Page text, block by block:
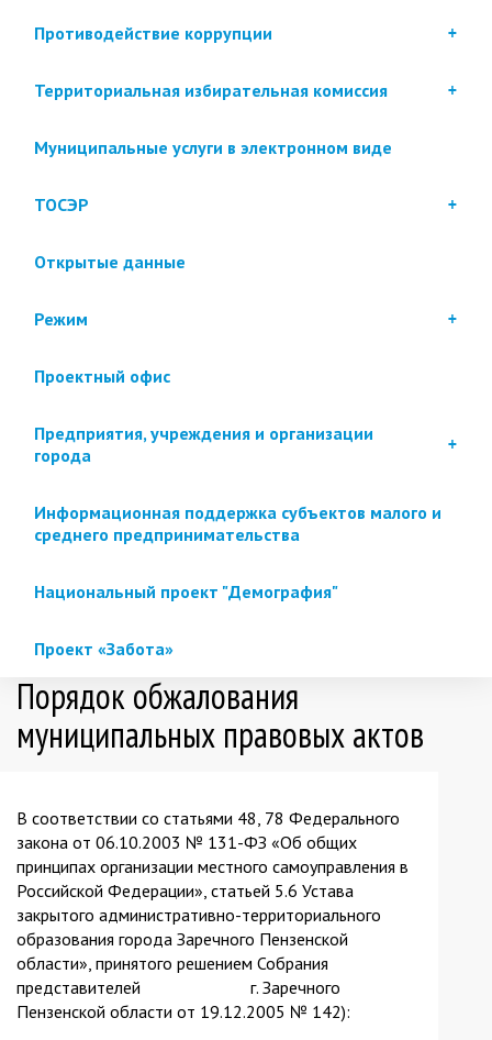
Противодействие коррупции
Территориальная избирательная комиссия
Муниципальные услуги в электронном виде
ТОСЭР
Открытые данные
Режим
Проектный офис
Предприятия, учреждения и организации
города
Информационная поддержка субъектов малого и
среднего предпринимательства
Национальный проект "Демография"
Проект «Забота»
Порядок обжалования
муниципальных правовых актов
В соответствии со статьями 48, 78 Федерального
закона от 06.10.2003 № 131-ФЗ «Об общих
принципах организации местного самоуправления в
Российской Федерации», статьей 5.6 Устава
закрытого административно-территориального
образования города Заречного Пензенской
области», принятого решением Собрания
представителей г. Заречного
Пензенской области от 19.12.2005 № 142):